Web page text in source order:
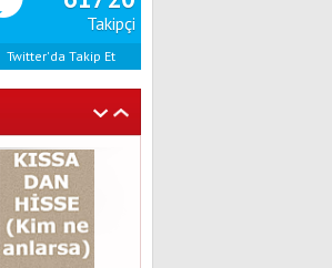
Takipçi
Twitter'da Takip Et